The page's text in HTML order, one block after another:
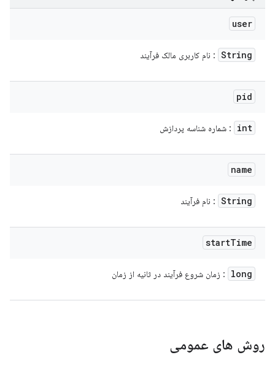
user
String : نام کاربری مالک فرآیند
pid
int : شماره شناسه پردازش
name
String : نام فرآیند
startTime
long : زمان شروع فرآیند در ثانیه از زمان
روش های عمومی